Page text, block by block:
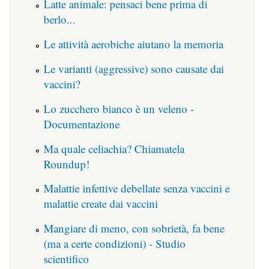
Latte animale: pensaci bene prima di
berlo...
Le attività aerobiche aiutano la memoria
Le varianti (aggressive) sono causate dai
vaccini?
Lo zucchero bianco è un veleno -
Documentazione
Ma quale celiachia? Chiamatela
Roundup!
Malattie infettive debellate senza vaccini e
malattie create dai vaccini
Mangiare di meno, con sobrietà, fa bene
(ma a certe condizioni) - Studio
scientifico